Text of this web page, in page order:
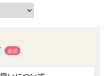
必須